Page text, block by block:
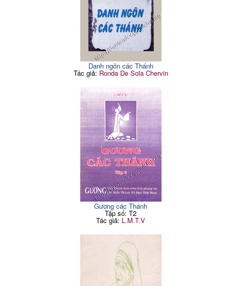
Danh ngôn các Thánh
Tác giả: Ronda De Sola Chervin
Gương các Thánh
Tập số: T2
Tác giả: L.M.T.V